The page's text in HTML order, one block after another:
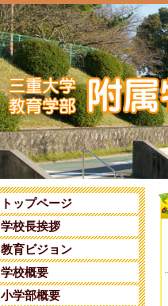
トップページ
学校長挨拶
教育ビジョン
学校概要
小学部概要